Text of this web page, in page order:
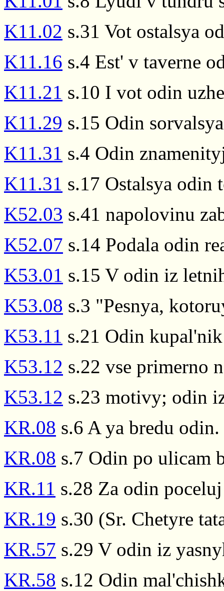
K11.02 s.31 Vot ostalsya
K11.16 s.4 Est' v taverne
K11.21 s.10 I vot odin
K11.29 s.15 Odin
K11.31 s.4 Odin
K11.31 s.17 Ostalsya odin
K52.03 s.41 napolovinu
K52.07 s.14 Podala odin
K53.01 s.15 V odin iz
K53.08 s.3 "Pesnya,
K53.11 s.21 Odin
K53.12 s.22 vse primerno
K53.12 s.23 motivy; odin
KR.08 s.6 A ya bredu odin.
KR.08 s.7 Odin po ulicam
KR.11 s.28 Za odin
KR.19 s.30 (Sr. Chetyre
KR.57 s.29 V odin iz
KR.58 s.12 Odin